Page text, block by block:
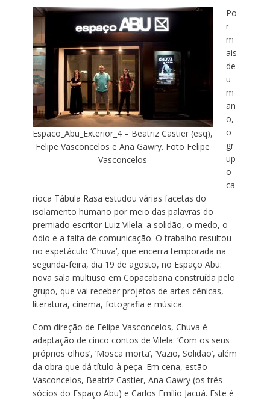
Espaco_Abu_Exterior_4 – Beatriz Castier (esq),
Felipe Vasconcelos e Ana Gawry. Foto Felipe
Vasconcelos
Po
r
m
ais
de
u
m
an
o,
o
gr
up
o
ca
rioca Tábula Rasa estudou várias facetas do
isolamento humano por meio das palavras do
premiado escritor Luiz Vilela: a solidão, o medo, o
ódio e a falta de comunicação. O trabalho resultou
no espetáculo ‘Chuva’, que encerra temporada na
segunda-feira, dia 19 de agosto, no Espaço Abu:
nova sala multiuso em Copacabana construída pelo
grupo, que vai receber projetos de artes cênicas,
literatura, cinema, fotografia e música.
Com direção de Felipe Vasconcelos, Chuva é
adaptação de cinco contos de Vilela: ‘Com os seus
próprios olhos’, ‘Mosca morta’, ‘Vazio, Solidão’, além
da obra que dá título à peça. Em cena, estão
Vasconcelos, Beatriz Castier, Ana Gawry (os três
sócios do Espaço Abu) e Carlos Emílio Jacuá. Este é